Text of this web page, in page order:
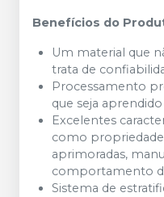
Benefícios do
Um material que
trata de
Processamento
que seja
Excelentes
como
aprimoradas,
comportamento
Sistema de